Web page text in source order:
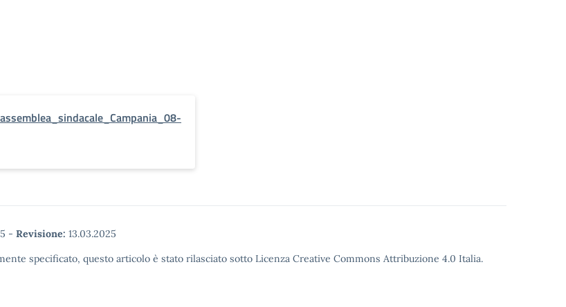
- Revisione: 13.03.2025
specificato, questo articolo è stato rilasciato sotto Licenza Creative Commons Attribuzione 4.0 Italia.